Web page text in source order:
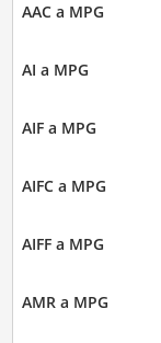
AAC a MPG
AI a MPG
AIF a MPG
AIFC a MPG
AIFF a MPG
AMR a MPG